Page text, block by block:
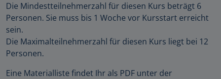
Die Mindestteilnehmerzahl für diesen Kurs beträgt 6
Personen. Sie muss bis 1 Woche vor Kursstart erreicht
sein.
Die Maximalteilnehmerzahl für diesen Kurs liegt bei 12
Personen.
Eine Materialliste findet Ihr als PDF unter der